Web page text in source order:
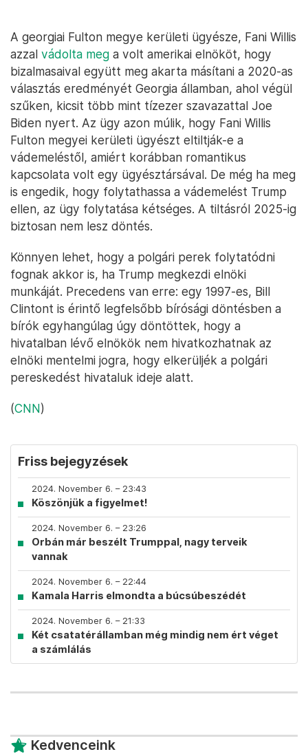
A georgiai Fulton megye kerületi ügyésze, Fani Willis
azzal vádolta meg a volt amerikai elnököt, hogy
bizalmasaival együtt meg akarta másítani a 2020-as
választás eredményét Georgia államban, ahol végül
szűken, kicsit több mint tízezer szavazattal Joe
Biden nyert. Az ügy azon múlik, hogy Fani Willis
Fulton megyei kerületi ügyészt eltiltják-e a
vádemeléstől, amiért korábban romantikus
kapcsolata volt egy ügyésztársával. De még ha meg
is engedik, hogy folytathassa a vádemelést Trump
ellen, az ügy folytatása kétséges. A tiltásról 2025-ig
biztosan nem lesz döntés.
Könnyen lehet, hogy a polgári perek folytatódni
fognak akkor is, ha Trump megkezdi elnöki
munkáját. Precedens van erre: egy 1997-es, Bill
Clintont is érintő legfelsőbb bírósági döntésben a
bírók egyhangúlag úgy döntöttek, hogy a
hivatalban lévő elnökök nem hivatkozhatnak az
elnöki mentelmi jogra, hogy elkerüljék a polgári
pereskedést hivataluk ideje alatt.
(CNN)
Friss bejegyzések
2024. November 6. – 23:43
Köszönjük a figyelmet!
2024. November 6. – 23:26
Orbán már beszélt Trumppal, nagy terveik
vannak
2024. November 6. – 22:44
Kamala Harris elmondta a búcsúbeszédét
2024. November 6. – 21:33
Két csatatérállamban még mindig nem ért véget
a számlálás
Kedvenceink